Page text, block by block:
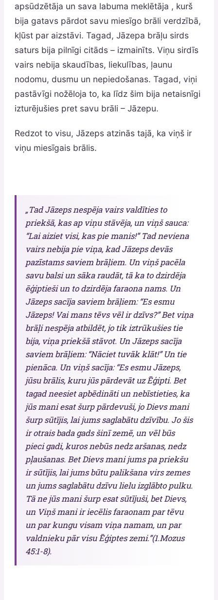
apsūdzētāja un sava labuma meklētāja , kurš
bija gatavs pārdot savu miesīgo brāli verdzībā,
kļūst par aizstāvi. Tagad, Jāzepa brāļu sirds
saturs bija pilnīgi citāds – izmainīts. Viņu sirdīs
vairs nebija skaudības, liekulības, ļaunu
nodomu, dusmu un nepiedošanas. Tagad, viņi
pastāvīgi nožēloja to, ka līdz šim bija netaisnīgi
izturējušies pret savu brāli – Jāzepu.
Redzot to visu, Jāzeps atzinās tajā, ka viņš ir
viņu miesīgais brālis.
„Tad Jāzeps nespēja vairs valdīties to
priekšā, kas ap viņu stāvēja, un viņš sauca:
“Lai aiziet visi, kas pie manis!” Tad neviena
vairs nebija pie viņa, kad Jāzeps devās
pazīstams saviem brāļiem. Un viņš pacēla
savu balsi un sāka raudāt, tā ka to dzirdēja
ēģiptieši un to dzirdēja faraona nams. Un
Jāzeps sacīja saviem brāļiem: “Es esmu
Jāzeps! Vai mans tēvs vēl ir dzīvs?” Bet viņa
brāļi nespēja atbildēt, jo tik iztrūkušies tie
bija, viņa priekšā stāvot. Un Jāzeps sacīja
saviem brāļiem: “Nāciet tuvāk klāt!” Un tie
pienāca. Un viņš sacīja: “Es esmu Jāzeps,
jūsu brālis, kuru jūs pārdevāt uz Ēģipti. Bet
tagad neesiet apbēdināti un nebīstieties, ka
jūs mani esat šurp pārdevuši, jo Dievs mani
šurp sūtījis, lai jums saglabātu dzīvību. Jo šis
ir otrais bada gads šinī zemē, un vēl būs
pieci gadi, kuros nebūs nedz aršanas, nedz
pļaušanas. Bet Dievs mani jums pa priekšu
ir sūtījis, lai jums būtu palikšana virs zemes
un jums saglabātu dzīvu lielu izglābto pulku.
Tā ne jūs mani šurp esat sūtījuši, bet Dievs,
un Viņš mani ir iecēlis faraonam par tēvu
un par kungu visam viņa namam, un par
valdnieku pār visu Ēģiptes zemi.”(1.Mozus
45:1-8).